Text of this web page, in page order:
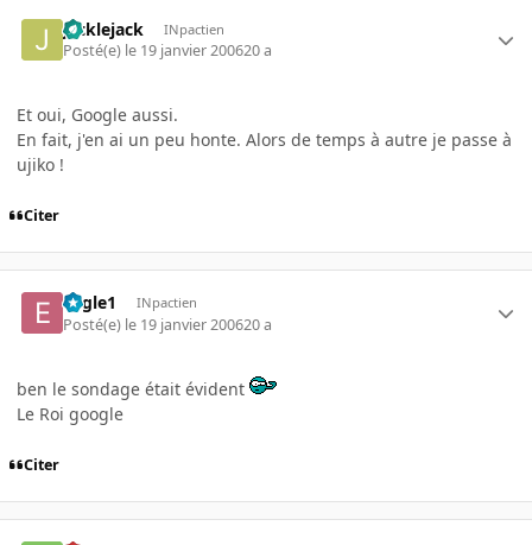
jacklejack INpactien
Posté(e) le 19 janvier 200620 a
Et oui, Google aussi.
En fait, j'en ai un peu honte. Alors de temps à autre je passe à
ujiko !
Citer
Eagle1 INpactien
Posté(e) le 19 janvier 200620 a
ben le sondage était évident
Le Roi google
Citer